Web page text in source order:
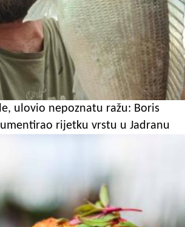
ulovio nepoznatu ražu: Boris
rijetku vrstu u Jadranu